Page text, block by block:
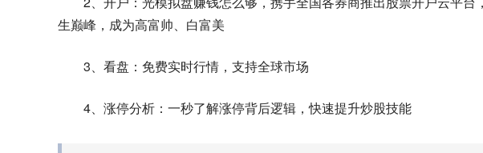
生巅峰，成为高富帅、白富美
3、看盘：免费实时行情，支持全球市场
4、涨停分析：一秒了解涨停背后逻辑，快速提升炒股技能